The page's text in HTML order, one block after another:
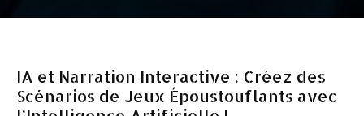
IA et Narration Interactive : Créez des
Scénarios de Jeux Époustouflants avec